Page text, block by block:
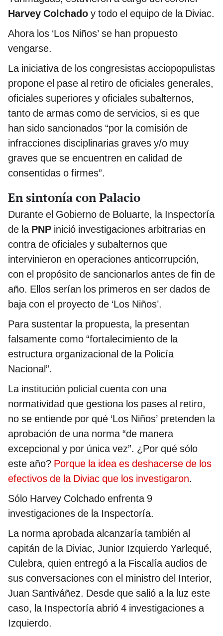
Harvey Colchado y todo el equipo de la Diviac.
Ahora los ‘Los Niños’ se han propuesto
vengarse.
La iniciativa de los congresistas acciopopulistas
propone el pase al retiro de oficiales generales,
oficiales superiores y oficiales subalternos,
tanto de armas como de servicios, si es que
han sido sancionados “por la comisión de
infracciones disciplinarias graves y/o muy
graves que se encuentren en calidad de
consentidas o firmes”.
En sintonía con Palacio
Durante el Gobierno de Boluarte, la Inspectoría
de la PNP inició investigaciones arbitrarias en
contra de oficiales y subalternos que
intervinieron en operaciones anticorrupción,
con el propósito de sancionarlos antes de fin de
año. Ellos serían los primeros en ser dados de
baja con el proyecto de ‘Los Niños’.
Para sustentar la propuesta, la presentan
falsamente como “fortalecimiento de la
estructura organizacional de la Policía
Nacional”.
La institución policial cuenta con una
normatividad que gestiona los pases al retiro,
no se entiende por qué ‘Los Niños’ pretenden la
aprobación de una norma “de manera
excepcional y por única vez”. ¿Por qué sólo
este año? Porque la idea es deshacerse de los
efectivos de la Diviac que los investigaron.
Sólo Harvey Colchado enfrenta 9
investigaciones de la Inspectoría.
La norma aprobada alcanzaría también al
capitán de la Diviac, Junior Izquierdo Yarlequé,
Culebra, quien entregó a la Fiscalía audios de
sus conversaciones con el ministro del Interior,
Juan Santiváñez. Desde que salió a la luz este
caso, la Inspectoría abrió 4 investigaciones a
Izquierdo.